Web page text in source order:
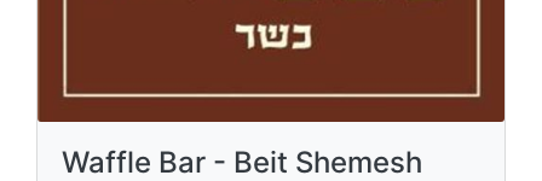
Waffle Bar - Beit Shemesh